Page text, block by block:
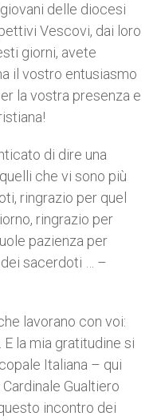
delle diocesi
Vescovi, dai loro
giorni, avete
il vostro entusiasmo
la vostra presenza e
di dire una
che vi sono più
ringrazio per quel
ringrazio per
pazienza per
dei sacerdoti … –
lavorano con voi:
la mia gratitudine si
Italiana – qui
Gualtiero
incontro dei